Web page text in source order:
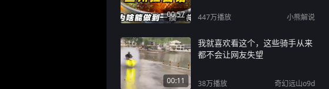
00:57 447万播放 小熊解说
00:11
我就喜欢看这个，这些骑手从来
都不会让网友失望
38万播放 奇幻远山o9d